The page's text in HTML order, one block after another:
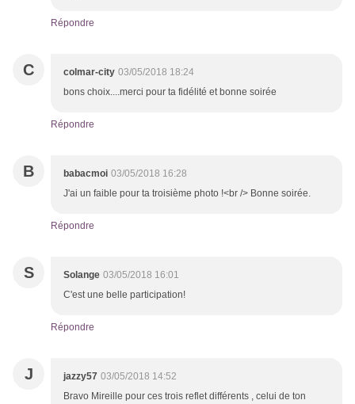
Répondre
C colmar-city 03/05/2018 18:24
bons choix....merci pour ta fidélité et bonne soirée
Répondre
B babacmoi 03/05/2018 16:28
J'ai un faible pour ta troisième photo !<br /> Bonne soirée.
Répondre
S Solange 03/05/2018 16:01
C'est une belle participation!
Répondre
J jazzy57 03/05/2018 14:52
Bravo Mireille pour ces trois reflet différents , celui de ton